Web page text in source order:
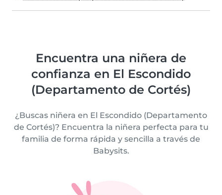
Encuentra una niñera de
confianza en El Escondido
(Departamento de Cortés)
¿Buscas niñera en El Escondido (Departamento
de Cortés)? Encuentra la niñera perfecta para tu
familia de forma rápida y sencilla a través de
Babysits.